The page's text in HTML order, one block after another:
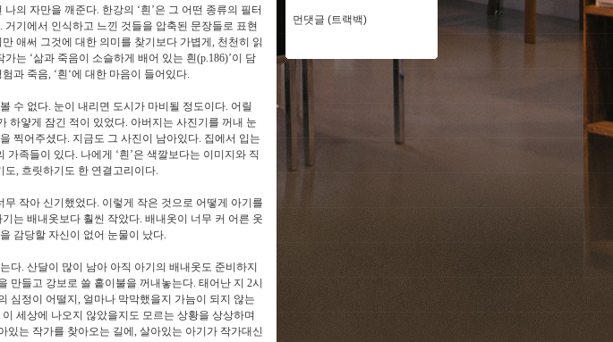
나의 자만을 깨준다. 한강의 ‘흰 ’은 그 어떤 종류의 필터
. 거기에서 인식하고 느낀 것들을 압축된 문장들로 표현
애써 그것에 대한 의미를 찾기보다 가볍게 , 천천히 읽
가는 ‘삶과 죽음이 소슬하게 배어 있는 흰(p.186)’이 담
과 죽음, ‘흰 ‘에 대한 마음이 들어있다.
수 없다. 눈이 내리면 도시가 마비될 정도이다. 어릴
하얗게 잠긴 적이 있었다. 아버지는 사진기를 꺼내 눈
찍어주셨다. 지금도 그 사진이 남아있다. 집에서 입는
가족들이 있다. 나에게 ‘흰 ’은 색깔보다는 이미지와 직
도, 흐릿하기도 한 연결고리이다.
무 작아 신기했었다. 이렇게 작은 것으로 어떻게 아기를
는 배내옷보다 훨씬 작았다. 배내옷이 너무 커 어른 옷
감당할 자신이 없어 눈물이 났다.
다. 산달이 많이 남아 아직 아기의 배내옷도 준비하지
만들고 강보로 쓸 홑이불을 꺼내놓는다. 태어난 지 2시
심정이 어떨지 , 얼마나 막막했을지 가늠이 되지 않는
이 세상에 나오지 않았을지도 모르는 상황을 상상하며
있는 작가를 찾아오는 길에 , 살아있는 아기가 작가대신
먼댓글 (트랙백)